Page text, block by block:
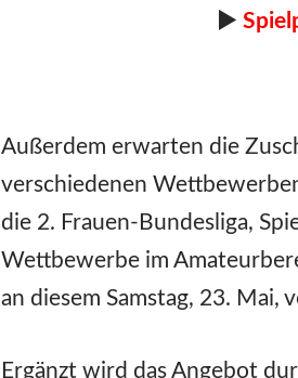
►
Außerdem erwarten die
verschiedenen
die 2. Frauen-Bundesliga,
Wettbewerbe im
an diesem Samstag, 23. Mai,
Ergänzt wird das Angebot